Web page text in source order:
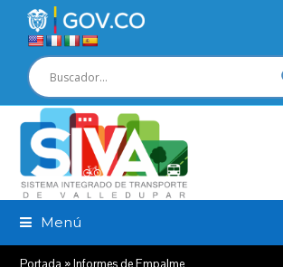
Menú
Portada »Informes de Empalme